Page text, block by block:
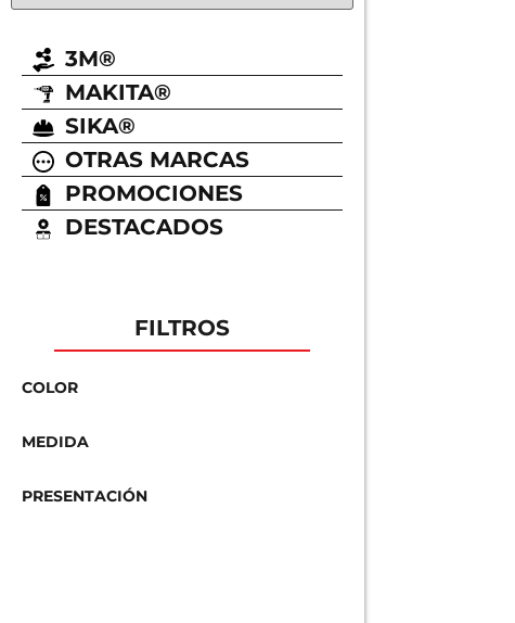
3M®
MAKITA®
SIKA®
OTRAS MARCAS
PROMOCIONES
DESTACADOS
FILTROS
COLOR
MEDIDA
PRESENTACIÓN